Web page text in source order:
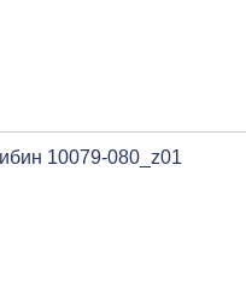
10079-080_z01